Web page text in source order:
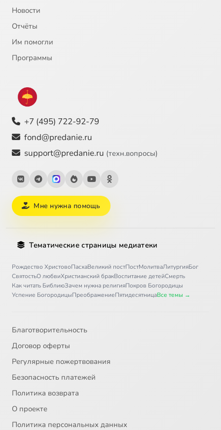
Новости
Отчёты
Им помогли
Программы
+7 (495) 722-92-79
fond@predanie.ru
support@predanie.ru (техн.вопросы)
Мне нужна помощь
Тематические страницы медиатеки
Рождество ХристовоПасхаВеликий постПостМолитваЛитургияБог
СвятостьО любвиХристианский бракВоспитание детейСмерть
Как читать БиблиюЗачем нужна религияПокров Богородицы
Успение БогородицыПреображениеПятидесятницаВсе темы →
Благотворительность
Договор оферты
Регулярные пожертвования
Безопасность платежей
Политика возврата
О проекте
Политика персональных данных